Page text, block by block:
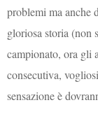
problemi ma anche
gloriosa storia (non
campionato, ora gli
consecutiva,
sensazione è